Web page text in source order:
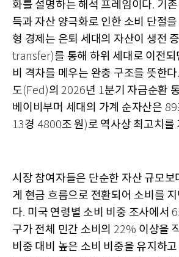
화를 설명하는 해석 프레임이다. 기존
득과 자산 양극화로 인한 소비 단절
형 경제는 은퇴 세대의 자산이 생전
transfer)를 통해 하위 세대로 이전
비 격차를 메우는 완충 구조를 뜻한다.
도(Fed)의 2026년 1분기 자금순환
베이비부머 세대의 가계 순자산은 89
13경 4800조 원)로 역사상 최고치를
시장 참여자들은 단순한 자산 규모보
게 현금 흐름으로 전환되어 소비를
다. 미국 연령별 소비 비중 조사에서
구가 전체 민간 소비의 22% 이상을
비중 대비 높은 소비 비중을 유지하고